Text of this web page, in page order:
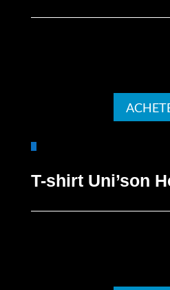
T-shirt Uni’son